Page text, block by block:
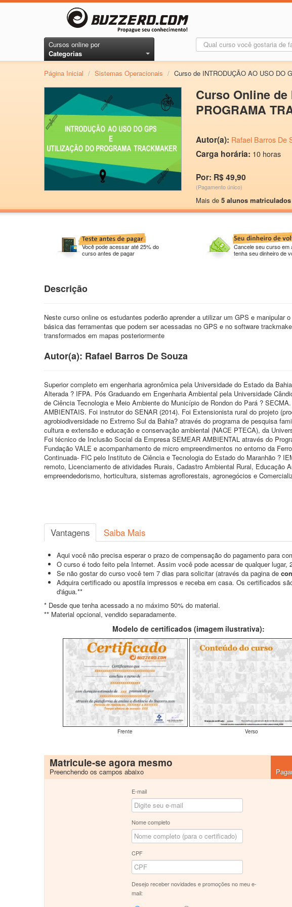
Cursos online por
Categorias
Página Inicial / Sistemas Operacionais / Curso de INTRODUÇÃO AO USO DO
Curso Online de
PROGRAMA
Autor(a): Rafael Barros De
Carga horária: 10 horas
Por: R$ 49,90
(Pagamento único)
Mais de 5 alunos matriculados
Você pode acessar até 25% do
curso antes de pagar
Cancele seu curso em
tenha seu dinheiro de
Descrição
Neste curso online os estudantes poderão aprender a utilizar um GPS e manipular
básica das ferramentas que podem ser acessadas no GPS e no software
transformados em mapas posteriormente
Autor(a): Rafael Barros De Souza
Superior completo em engenharia agronômica pela Universidade do Estado da
Alterada ? IFPA. Pós Graduando em Engenharia Ambiental pela Universidade
de Ciência Tecnologia e Meio Ambiente do Município de Rondon do Pará ?
AMBIENTAIS. Foi instrutor do SENAR (2014). Foi Extensionista rural do projeto
agrobiodiversidade no Extremo Sul da Bahia? através do programa de pesquisa
cultura e extensão e educação e conservação ambiental (NACE PTECA), da
Foi técnico de Inclusão Social da Empresa SEMEAR AMBIENTAL através do
Fundação VALE e acompanhamento de micro empreendimentos no entorno da
Continuada- FIC pelo Instituto de Ciência e Tecnologia do Estado do Maranhão ?
remoto, Licenciamento de atividades Rurais, Cadastro Ambiental Rural, Educação
empreendedorismo, horticultura, sistemas agroflorestais, agronegócios e
Vantagens Saiba Mais
Aqui você não precisa esperar o prazo de compensação do pagamento para
O curso é todo feito pela Internet. Assim você pode acessar de qualquer lugar,
Se não gostar do curso você tem 7 dias para solicitar (através da pagina de
Adquira certificado ou apostila impressos e receba em casa. Os certificados
d'água.**
* Desde que tenha acessado a no máximo 50% do material.
** Material opcional, vendido separadamente.
Modelo de certificados (imagem ilustrativa):
Frente Verso
Matricule-se agora mesmo
Preenchendo os campos abaixo
E-mail
Nome completo
CPF
Desejo receber novidades e promoções no meu e-
mail: